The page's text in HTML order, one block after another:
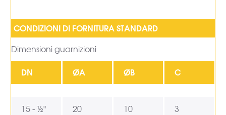
Dimensioni guarnizioni
DN ØA ØB C
15 - ½" 20 10 3